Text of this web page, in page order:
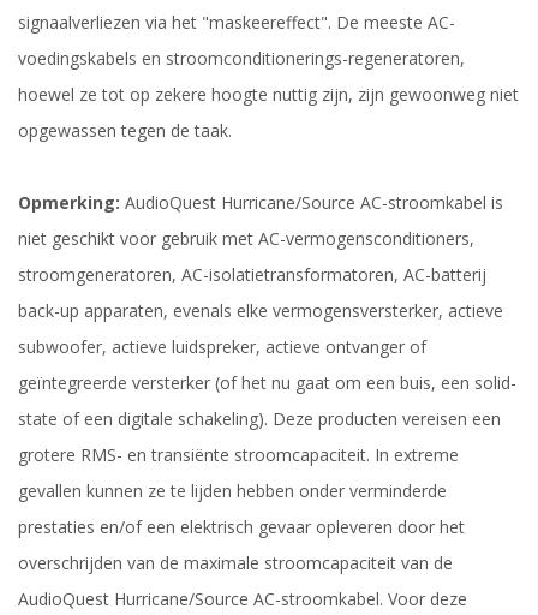
signaalverliezen via het "maskeereffect". De meeste AC-
voedingskabels en stroomconditionerings-regeneratoren,
hoewel ze tot op zekere hoogte nuttig zijn, zijn gewoonweg niet
opgewassen tegen de taak.
Opmerking: AudioQuest Hurricane/Source AC-stroomkabel is
niet geschikt voor gebruik met AC-vermogensconditioners,
stroomgeneratoren, AC-isolatietransformatoren, AC-batterij
back-up apparaten, evenals elke vermogensversterker, actieve
subwoofer, actieve luidspreker, actieve ontvanger of
geïntegreerde versterker (of het nu gaat om een buis, een solid-
state of een digitale schakeling). Deze producten vereisen een
grotere RMS- en transiënte stroomcapaciteit. In extreme
gevallen kunnen ze te lijden hebben onder verminderde
prestaties en/of een elektrisch gevaar opleveren door het
overschrijden van de maximale stroomcapaciteit van de
AudioQuest Hurricane/Source AC-stroomkabel. Voor deze